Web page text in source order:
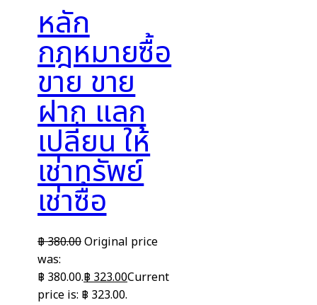
หลัก
กฎหมายซื้อ
ขาย ขาย
ฝาก แลก
เปลี่ยน ให้
เช่าทรัพย์
เช่าซื้อ
฿380.00Original price
was:
฿ 380.00.฿323.00Current
price is: ฿ 323.00.